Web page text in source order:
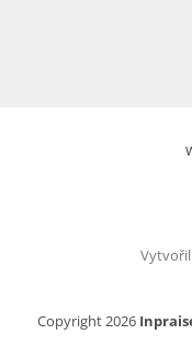
Copyright 2026